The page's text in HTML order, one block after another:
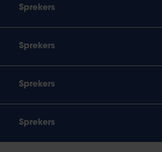
Sprekers
Sprekers
Sprekers
Sprekers